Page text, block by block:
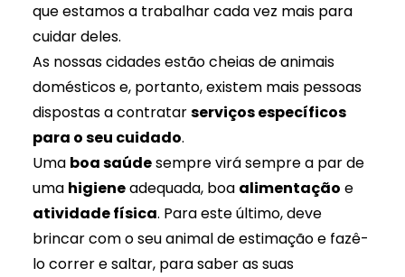
que estamos a trabalhar cada vez mais para
cuidar deles.
As nossas cidades estão cheias de animais
domésticos e, portanto, existem mais pessoas
dispostas a contratarserviços específicos
para o seu cuidado.
Uma boa saúdesempre virá sempre a par de
uma higieneadequada, boa alimentação e
atividade física. Para este último, deve
brincar com o seu animal de estimação e fazê-
lo correr e saltar, para saber as suas